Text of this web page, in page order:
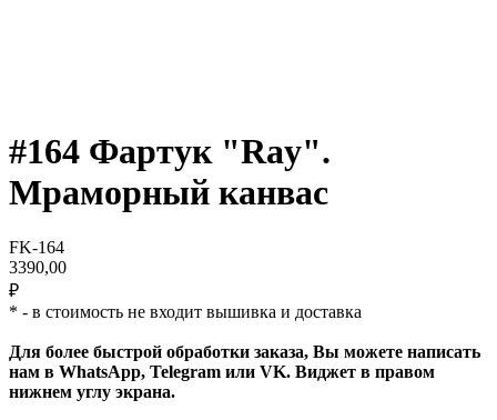
#164 Фартук "Ray".
Мраморный канвас
FK-164
3390,00
₽
* - в стоимость не входит вышивка и доставка
Для более быстрой обработки заказа, Вы можете написать
нам в WhatsApp, Telegram или VK. Виджет в правом
нижнем углу экрана.